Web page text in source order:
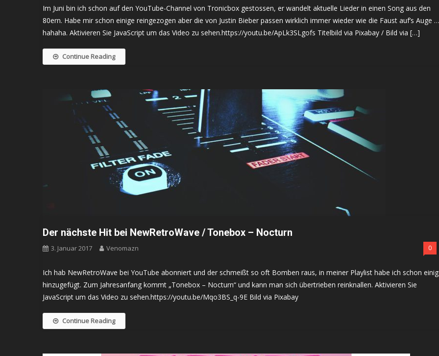
Im Juni bin ich schon auf den YouTube-Channel von Tronicbox gestossen, er wandelt aktuelle Lieder in einen Song aus den
80ern. Habe mir schon einige reingezogen aber die von Justin Bieber passen wirklich immer wieder wie die Faust auf’s Auge …
hahaha. Aktivieren Sie JavaScript um das Video zu sehen.https://youtu.be/ApLk3SLgofs Titelbild via Pixabay / Bild via […]
Continue Reading
Der nächste Hit bei NewRetroWave / Tonebox – Nocturn
3. Januar 2017 Venomazn 0
Ich hab NewRetroWave bei YouTube abonniert und der schmeißt so oft Bomben raus, in meiner Playlist habe ich schon
hinzugefügt. Zum Jahresanfang kommt „Tonebox – Nocturn“ und kann man sich übertrieben reinknallen. Aktivieren Sie
JavaScript um das Video zu sehen.https://youtu.be/Mqo3BS_q-9E Bild via Pixabay
Continue Reading